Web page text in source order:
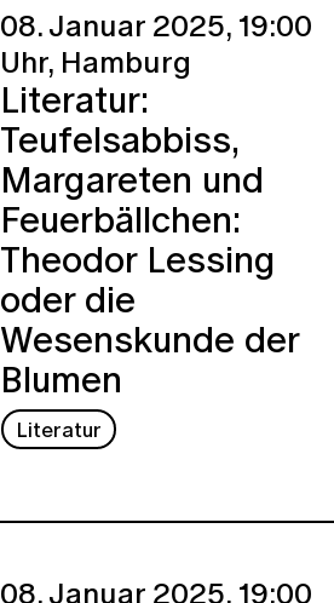
08. Januar 2025,19:00
Uhr, Hamburg
Literatur:
Teufelsabbiss,
Margareten und
Feuerbällchen:
Theodor Lessing
oder die
Wesenskunde der
Blumen
Literatur
08. Januar 2025,19:00